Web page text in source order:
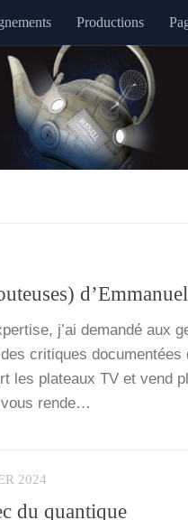
Productions
j’ai deman­dé aux
cri­tiques
les pla­teaux TV et vend
rende…
2024
du quantique